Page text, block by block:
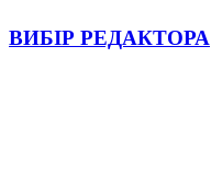
ВИБІР РЕДАКТОРА